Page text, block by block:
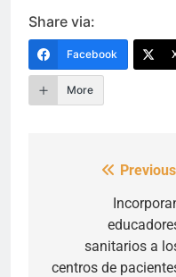
Share via:
Facebook
More
Navegación
entradas
sanitarios a
centros de